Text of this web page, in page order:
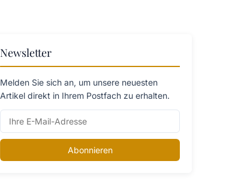
Newsletter
Melden Sie sich an, um unsere neuesten
Artikel direkt in Ihrem Postfach zu erhalten.
Abonnieren